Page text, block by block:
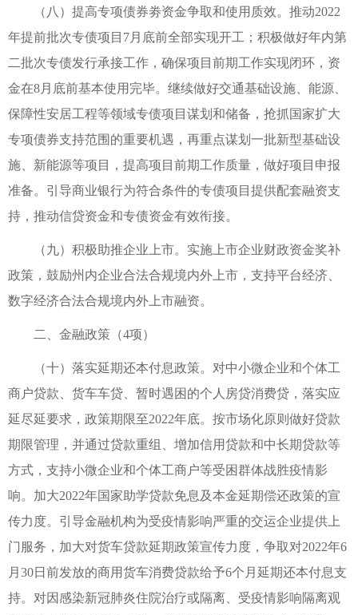
（八）提高专项债券劵资金争取和使用质效。推动2022
年提前批次专债项目7月底前全部实现开工；积极做好年内第
二批次专债发行承接工作，确保项目前期工作实现闭环，资
金在8月底前基本使用完毕。继续做好交通基础设施、能源、
保障性安居工程等领域专债项目谋划和储备，抢抓国家扩大
专项债券支持范围的重要机遇，再重点谋划一批新型基础设
施、新能源等项目，提高项目前期工作质量，做好项目申报
准备。引导商业银行为符合条件的专债项目提供配套融资支
持，推动信贷资金和专债资金有效衔接。
（九）积极助推企业上市。实施上市企业财政资金奖补
政策，鼓励州内企业合法合规境内外上市，支持平台经济、
数字经济合法合规境内外上市融资。
二、金融政策（4项）
（十）落实延期还本付息政策。对中小微企业和个体工
商户贷款、货车车贷、暂时遇困的个人房贷消费贷，落实应
延尽延要求，政策期限至2022年底。按市场化原则做好贷款
期限管理，并通过贷款重组、增加信用贷款和中长期贷款等
方式，支持小微企业和个体工商户等受困群体战胜疫情影
响。加大2022年国家助学贷款免息及本金延期偿还政策的宣
传力度。引导金融机构为受疫情影响严重的交运企业提供上
门服务，加大对货车贷款延期政策宣传力度，争取对2022年6
月30日前发放的商用货车消费贷款给予6个月延期还本付息支
持。对因感染新冠肺炎住院治疗或隔离、受疫情影响隔离观